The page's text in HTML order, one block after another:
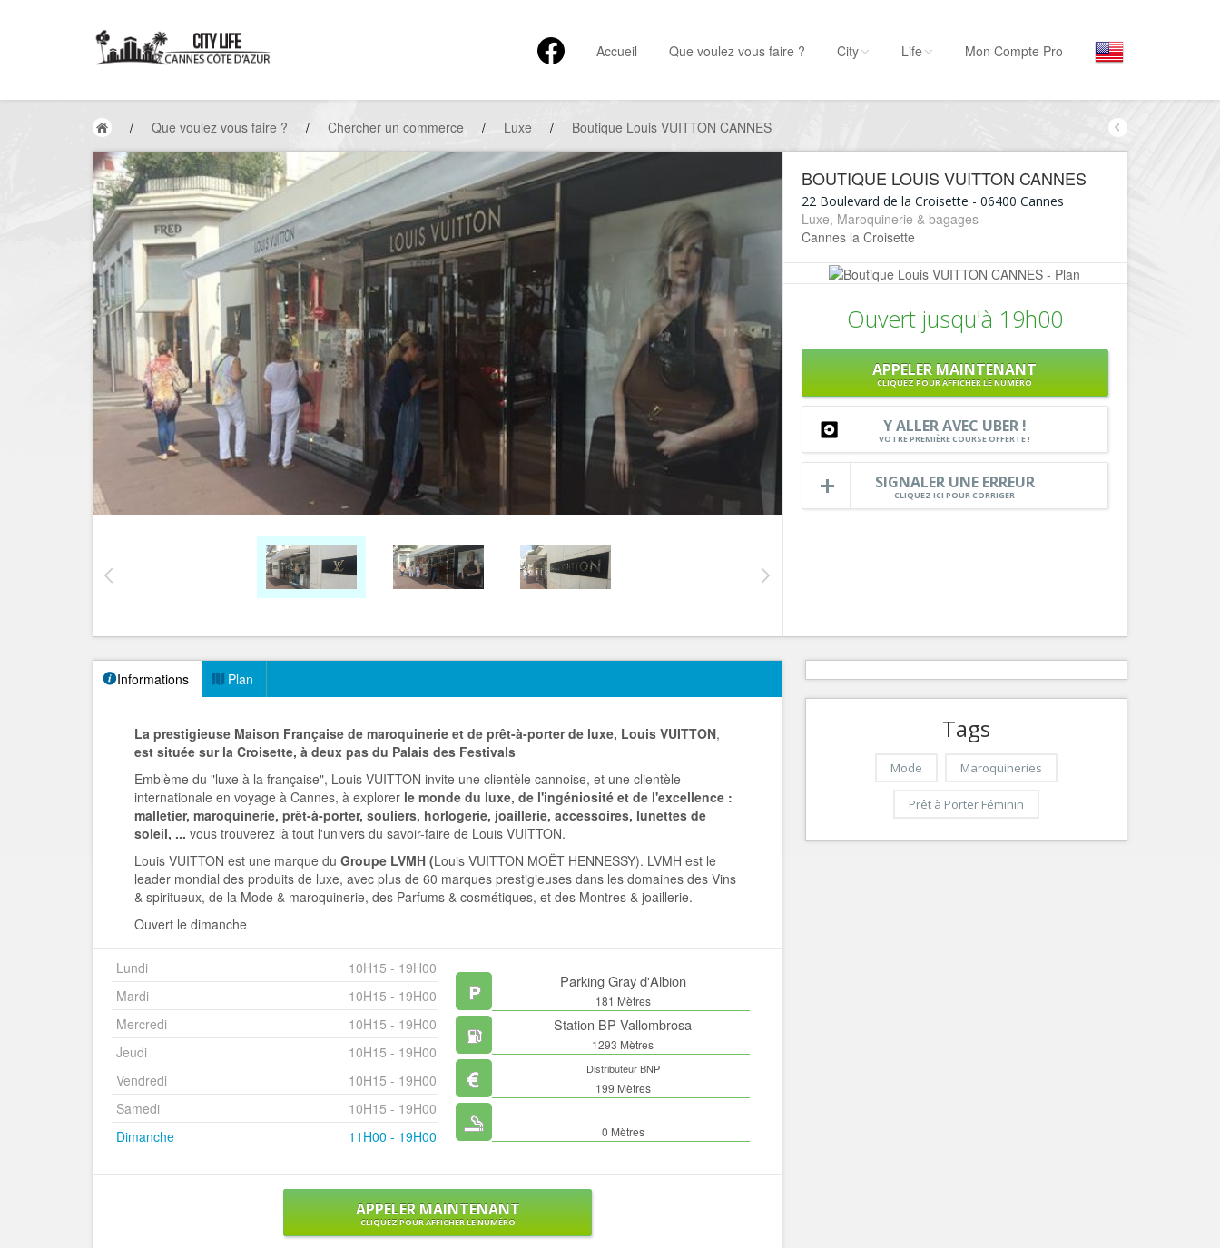
Accueil Que voulez vous faire ?
Hôtels, ...
Sortir
Commerces
Mode, ...
Loisirs
Plages, sports, ...
Tourisme, ...
City Life Mon Compte Pro
/ Que voulez vous faire ? / Chercher un commerce / Luxe / Boutique Louis VUITTON CANNES
BOUTIQUE LOUIS VUITTON CANNES
22 Boulevard de la Croisette - 06400 Cannes
Luxe, Maroquinerie & bagages
Cannes la Croisette
Ouvert jusqu'à 19h00
APPELER MAINTENANT
CLIQUEZ POUR AFFICHER LE NUMÉRO
Y ALLER AVEC UBER !
VOTRE PREMIÈRE COURSE OFFERTE !
SIGNALER UNE ERREUR
CLIQUEZ ICI POUR CORRIGER
Informations Plan
La prestigieuse Maison Française de maroquinerie et de prêt-à-porter de luxe, Louis VUITTON,
est située sur la Croisette, à deux pas du Palais des Festivals
Emblème du "luxe à la française", Louis VUITTON invite une clientèle cannoise, et une clientèle
internationale en voyage à Cannes, à explorer le monde du luxe, de l'ingéniosité et de l'excellence :
malletier, maroquinerie, prêt-à-porter, souliers, horlogerie, joaillerie, accessoires, lunettes de
soleil, ... vous trouverez là tout l'univers du savoir-faire de Louis VUITTON.
Louis VUITTON est une marque du Groupe LVMH (Louis VUITTON MOËT HENNESSY). LVMH est le
leader mondial des produits de luxe, avec plus de 60 marques prestigieuses dans les domaines des Vins
& spiritueux, de la Mode & maroquinerie, des Parfums & cosmétiques, et des Montres & joaillerie.
Ouvert le dimanche
Lundi
10H15 - 19H00
Mardi
10H15 - 19H00
Mercredi
10H15 - 19H00
Jeudi
10H15 - 19H00
Vendredi
10H15 - 19H00
Samedi
10H15 - 19H00
Dimanche
11H00 - 19H00
Parking Gray d'Albion
181 Mètres
Station BP Vallombrosa
1293 Mètres
Distributeur BNP
199 Mètres
0 Mètres
APPELER MAINTENANT
CLIQUEZ POUR AFFICHER LE NUMÉRO
Tags
Mode Maroquineries
Prêt à Porter Féminin